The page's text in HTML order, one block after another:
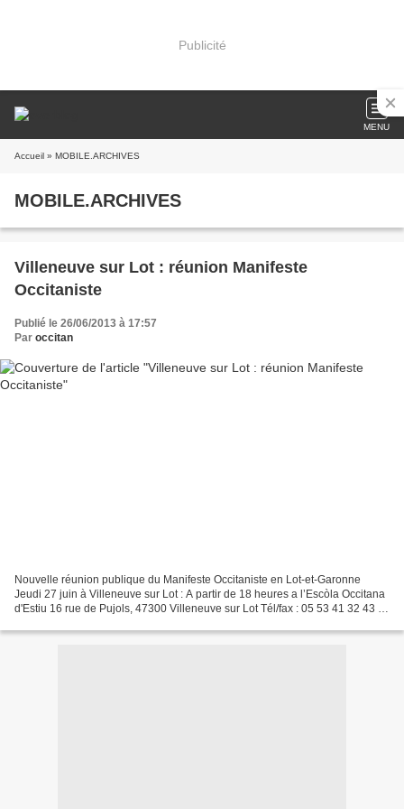
Publicité
MENU
Accueil » MOBILE.ARCHIVES
MOBILE.ARCHIVES
Villeneuve sur Lot : réunion Manifeste
Occitaniste
Publié le 26/06/2013 à 17:57
Par occitan
Nouvelle réunion publique du Manifeste Occitaniste en Lot-et-Garonne
Jeudi 27 juin à Villeneuve sur Lot : A partir de 18 heures a l’Escòla Occitana
d'Estiu 16 rue de Pujols, 47300 Villeneuve sur Lot Tél/fax : 05 53 41 32 43 E-